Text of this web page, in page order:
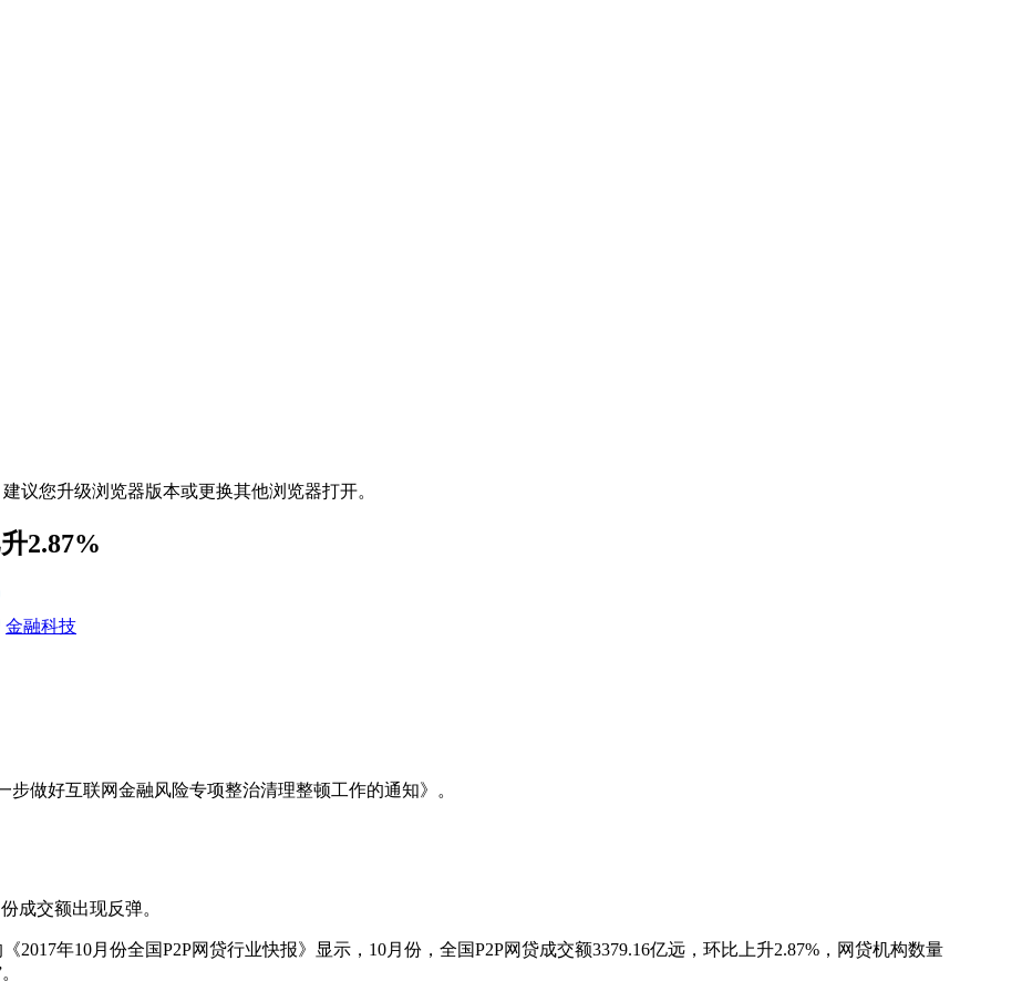
议您升级浏览器版本或更换其他浏览器打开。
2.87%
金融科技
做好互联网金融风险专项整治清理整顿工作的通知》。
成交额出现反弹。
2017年10月份全国P2P网贷行业快报》显示，10月份，全国P2P网贷成交额3379.16亿远，环比上升2.87%，网贷机构数量